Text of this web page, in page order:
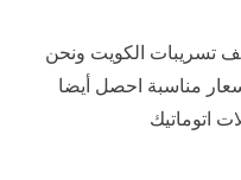
تسريبات الكويت ونحن
مناسبة احصل أيضا
اتوماتيك